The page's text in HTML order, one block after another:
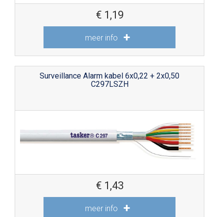
€ 1,19
meer info
Surveillance Alarm kabel 6x0,22 + 2x0,50
C297LSZH
€ 1,43
meer info